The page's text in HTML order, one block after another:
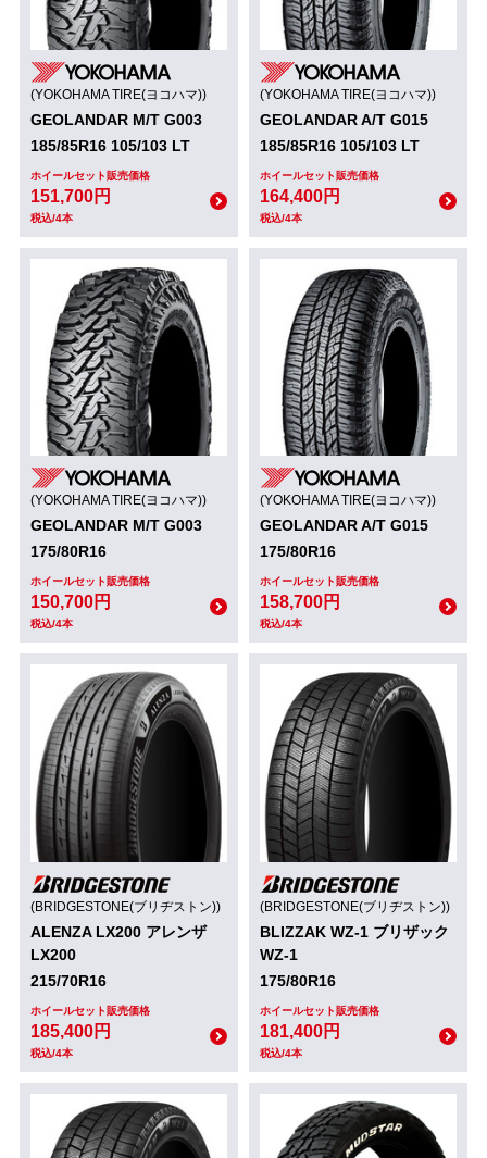
(YOKOHAMA TIRE(ヨコハマ))
GEOLANDAR M/T G003
185/85R16 105/103 LT
ホイールセット販売価格
151,700円
税込/4本
(YOKOHAMA TIRE(ヨコハマ))
GEOLANDAR A/T G015
185/85R16 105/103 LT
ホイールセット販売価格
164,400円
税込/4本
(YOKOHAMA TIRE(ヨコハマ))
GEOLANDAR M/T G003
175/80R16
ホイールセット販売価格
150,700円
税込/4本
(YOKOHAMA TIRE(ヨコハマ))
GEOLANDAR A/T G015
175/80R16
ホイールセット販売価格
158,700円
税込/4本
(BRIDGESTONE(ブリヂストン))
ALENZA LX200 アレンザ
LX200
215/70R16
ホイールセット販売価格
185,400円
税込/4本
(BRIDGESTONE(ブリヂストン))
BLIZZAK WZ-1 ブリザック
WZ-1
175/80R16
ホイールセット販売価格
181,400円
税込/4本